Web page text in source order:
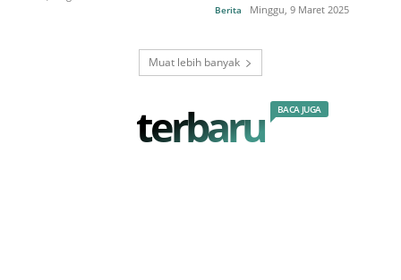
Berita Minggu, 9 Maret 2025
Muat lebih banyak
terbaru BACA JUGA